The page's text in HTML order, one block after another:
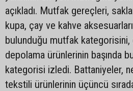
açıkladı. Mutfak gereçleri,
kupa, çay ve kahve
bulunduğu mutfak
depolama ürünlerinin başında
kategorisi izledi. Battaniyeler,
tekstili ürünlerinin üçüncü